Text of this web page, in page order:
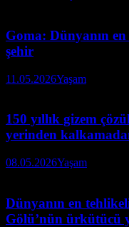
Goma: Dünyanın
şehir
11.05.2026Yaşam
150 yıllık gizem
yerinden
08.05.2026Yaşam
Dünyanın en
Gölü’nün ürkütücü